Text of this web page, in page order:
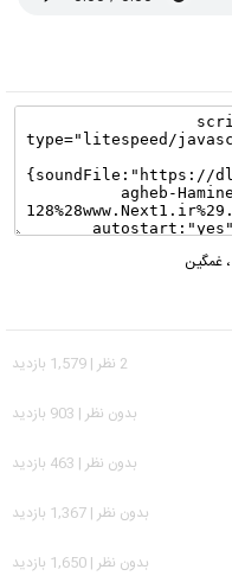
، غمگین
2 نظر | 1,579 بازدید
بدون نظر | 903 بازدید
بدون نظر | 463 بازدید
بدون نظر | 1,367 بازدید
بدون نظر | 1,650 بازدید